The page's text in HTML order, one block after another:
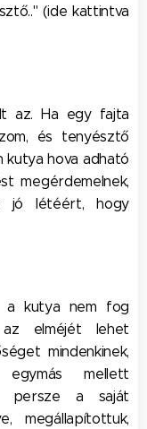
(ide kattintva
az. Ha egy fajta
és tenyésztő
kutya hova adható
megérdemelnek,
jó létéért, hogy
a kutya nem fog
elméjét lehet
mindenkinek,
mellett
persze a saját
megállapítottuk,